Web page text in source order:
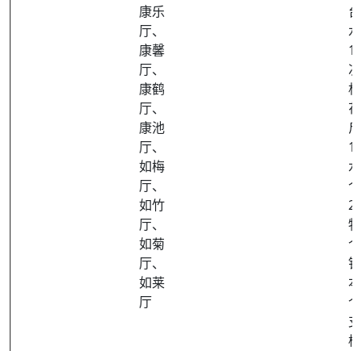
康乐
厅、
康馨
厅、
康鹤
厅、
康池
厅、
如梅
厅、
如竹
厅、
如菊
厅、
如莱
厅
1
2